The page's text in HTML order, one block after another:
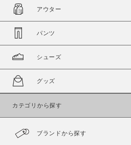
この条件で絞
アウター
パンツ
シューズ
グッズ
カテゴリから探す
ブランドから探す